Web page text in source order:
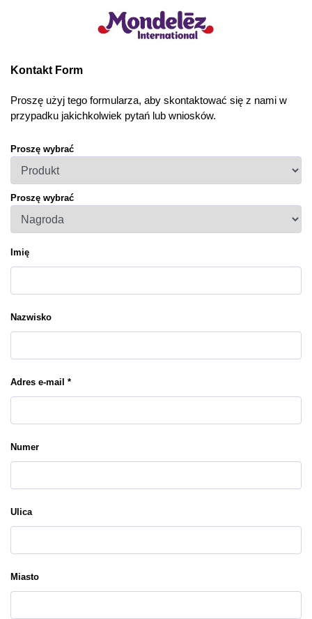
Kontakt Form
Proszę użyj tego formularza, aby skontaktować się z nami w
przypadku jakichkolwiek pytań lub wniosków.
Proszę wybrać
Proszę wybrać
Imię
Nazwisko
Adres e-mail *
Numer
Ulica
Miasto